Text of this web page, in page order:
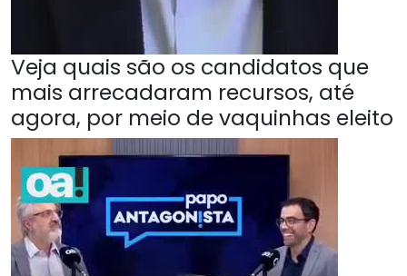
Veja quais são os candidatos que
mais arrecadaram recursos, até
agora, por meio de vaquinhas eleito